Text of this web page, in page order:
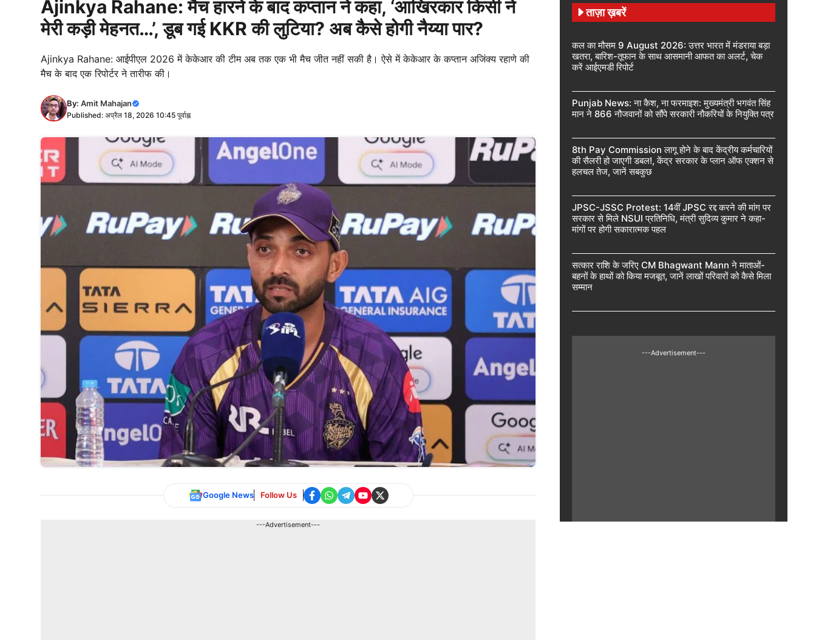
Ajinkya Rahane: मैच हारने के बाद कप्तान ने कहा, ‘आखिरकार किसी ने
मेरी कड़ी मेहनत…’, डूब गई KKR की लुटिया? अब कैसे होगी नैय्या पार?
Ajinkya Rahane: आईपीएल 2026 में केकेआर की टीम अब तक एक भी मैच जीत नहीं सकी है। ऐसे में केकेआर के कप्तान अजिंक्य रहाणे की
मैच के बाद एक रिपोर्टर ने तारीफ की।
By: Amit Mahajan
Published: अप्रैल 18, 2026 10:45 पूर्वाह्न
Google News Follow Us
---Advertisement---
ताज़ा ख़बरें
कल का मौसम 9 August 2026: उत्तर भारत में मंडराया बड़ा
खतरा, बारिश-तूफान के साथ आसमानी आफत का अलर्ट, चेक
करें आईएमडी रिपोर्ट
Punjab News: ना कैश, ना फरमाइश: मुख्यमंत्री भगवंत सिंह
मान ने 866 नौजवानों को सौंपे सरकारी नौकरियों के नियुक्ति पत्र
8th Pay Commission लागू होने के बाद केंद्रीय कर्मचारियों
की सैलरी हो जाएगी डबल!, केंद्र सरकार के प्लान ऑफ एक्शन से
हलचल तेज, जानें सबकुछ
JPSC-JSSC Protest: 14वीं JPSC रद्द करने की मांग पर
सरकार से मिले NSUI प्रतिनिधि, मंत्री सुदिव्य कुमार ने कहा-
मांगों पर होगी सकारात्मक पहल
सत्कार राशि के जरिए CM Bhagwant Mann ने माताओं-
बहनों के हाथों को किया मजबूत, जानें लाखों परिवारों को कैसे मिला
सम्मान
---Advertisement---